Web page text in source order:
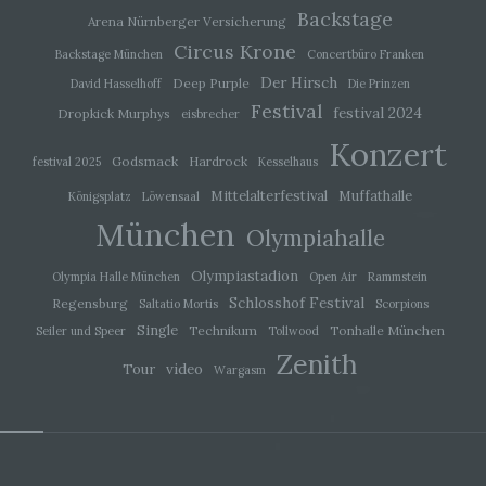
Arena Nürnberger Versicherung Backstage
Backstage München Circus Krone
Concertbüro Franken
David Hasselhoff
Deep Purple Der Hirsch Die Prinzen
Dropkick Murphys eisbrecher Festival festival 2024
festival 2025 Godsmack Hardrock Kesselhaus Konzert
Königsplatz Löwensaal Mittelalterfestival Muffathalle
München Olympiahalle
Olympia Halle München Olympiastadion Open Air Rammstein
Regensburg Saltatio Mortis Schlosshof Festival
Scorpions
Seiler und Speer
Single Technikum Tollwood Tonhalle München
Tour video Wargasm Zenith
Empfänger ist eine natürliche oder juristische
Person, Behörde, Einrichtung oder andere Stelle,
der personenbezogene Daten offengelegt
werden, unabhängig davon, ob es sich bei ihr um
einen Dritten handelt oder nicht. Behörden, die im
Untersuchungsauftrags nach dem Unionsrecht
möglicherweise personenbezogene Daten
erhalten, gelten jedoch nicht als Empfänger.
Dritter ist eine natürliche oder juristische Person,